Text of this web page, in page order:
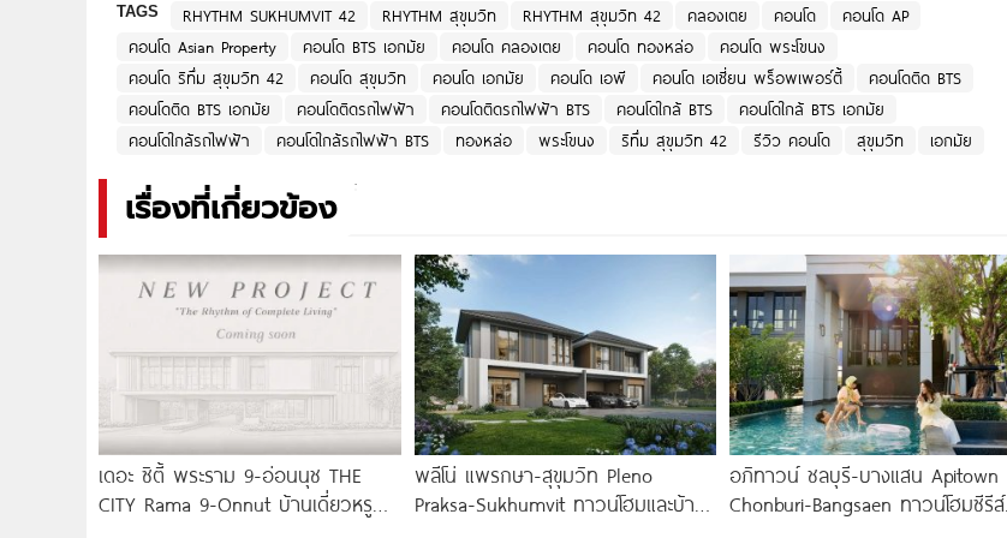
TAGS RHYTHM SUKHUMVIT 42 RHYTHM สุขุมวิท RHYTHM สุขุมวิท 42 คลองเตย คอนโด
คอนโด AP
คอนโด Asian Property
คอนโด BTS เอกมัย คอนโด คลองเตย คอนโด ทองหล่อ
คอนโด พระโขนง
คอนโด ริทึ่ม สุขุมวิท 42
คอนโด สุขุมวิท คอนโด เอกมัย คอนโด เอพี คอนโด เอเชี่ยน พร็อพเพอร์ตี้
คอนโดติด BTS
คอนโดติด BTS เอกมัย
คอนโดติดรถไฟฟ้า คอนโดติดรถไฟฟ้า BTS คอนโดใกล้ BTS
คอนโดใกล้ BTS เอกมัย
คอนโดใกล้รถไฟฟ้า
คอนโดใกล้รถไฟฟ้า BTS ทองหล่อ พระโขนง ริทึ่ม สุขุมวิท 42 รีวิว คอนโด สุขุมวิท เอกมัย
เรื่องที่เกี่ยวข้อง
เดอะ ซิตี้ พระราม 9-อ่อนนุช THE
CITY Rama 9-Onnut บ้านเดี่ยวหรู
พลีโน่ แพรกษา-สุขุมวิท Pleno
Praksa-Sukhumvit ทาวน์โฮมและบ้าน
อภิทาวน์ ชลบุรี-บางแสน Apitown
Chonburi-Bangsaen ทาวน์โฮมซีรีส์